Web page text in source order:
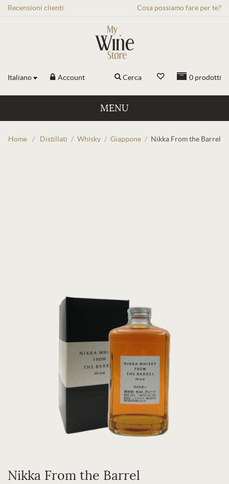
Recensioni clienti Cosa possiamo fare per te?
Italiano Account 0 prodotti
Cerca
MENU
Home / Distillati / Whisky / Giappone / Nikka From the Barrel
Nikka From the Barrel